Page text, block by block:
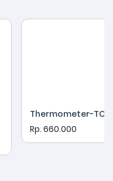
Thermometer-TC12
Rp. 660.000